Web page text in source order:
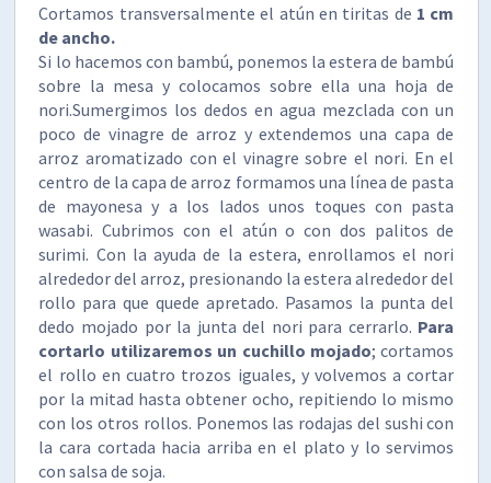
Cortamos transversalmente el atún en tiritas de 1 cm
de ancho.
Si lo hacemos con bambú, ponemos la estera de bambú
sobre la mesa y colocamos sobre ella una hoja de
nori.Sumergimos los dedos en agua mezclada con un
poco de vinagre de arroz y extendemos una capa de
arroz aromatizado con el vinagre sobre el nori. En el
centro de la capa de arroz formamos una línea de pasta
de mayonesa y a los lados unos toques con pasta
wasabi. Cubrimos con el atún o con dos palitos de
surimi. Con la ayuda de la estera, enrollamos el nori
alrededor del arroz, presionando la estera alrededor del
rollo para que quede apretado. Pasamos la punta del
dedo mojado por la junta del nori para cerrarlo. Para
cortarlo utilizaremos un cuchillo mojado; cortamos
el rollo en cuatro trozos iguales, y volvemos a cortar
por la mitad hasta obtener ocho, repitiendo lo mismo
con los otros rollos. Ponemos las rodajas del sushi con
la cara cortada hacia arriba en el plato y lo servimos
con salsa de soja.